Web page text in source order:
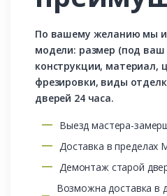
По вашему желанию мы
модели: размер (под ваш
конструкции, материал,
фрезировки, виды
дверей 24 часа.
Выезд мастера-
Доставка в пределах
Демонтаж старой
Возможна доставка в